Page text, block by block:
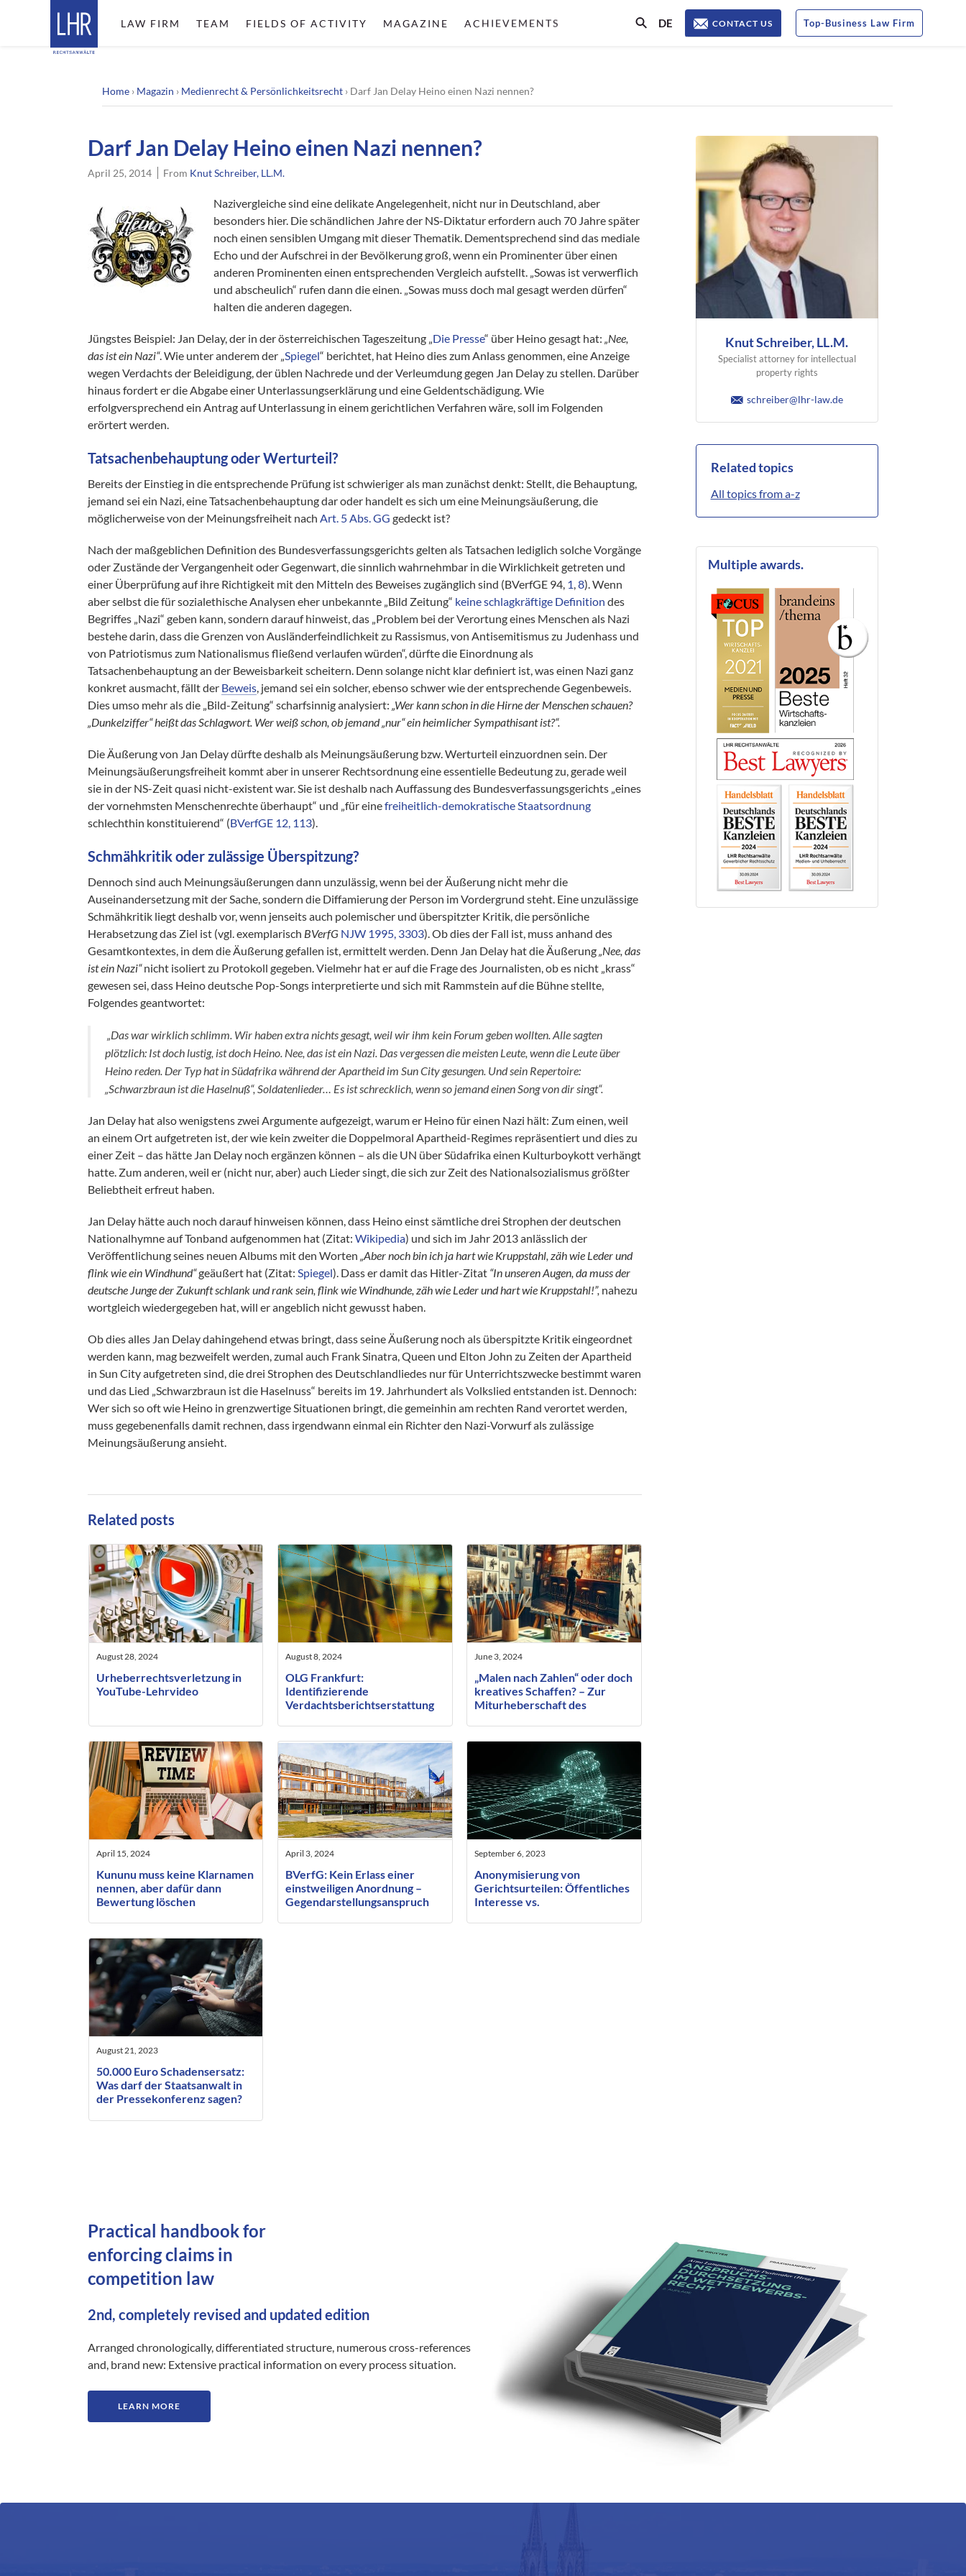
Top-Business Law Firm
CONTACT US
LAW FIRM TEAM FIELDS OF ACTIVITY MAGAZINE ACHIEVEMENTS DE
Home › Magazin › Medienrecht & Persönlichkeitsrecht › Darf Jan Delay Heino einen Nazi nennen?
Darf Jan Delay Heino einen Nazi nennen?
April 25, 2014 From Knut Schreiber, LL.M.
Nazivergleiche sind eine delikate Angelegenheit, nicht nur in Deutschland, aber
besonders hier. Die schändlichen Jahre der NS-Diktatur erfordern auch 70 Jahre später
noch einen sensiblen Umgang mit dieser Thematik. Dementsprechend sind das mediale
Echo und der Aufschrei in der Bevölkerung groß, wenn ein Prominenter über einen
anderen Prominenten einen entsprechenden Vergleich aufstellt. „Sowas ist verwerflich
und abscheulich“ rufen dann die einen. „Sowas muss doch mal gesagt werden dürfen“
halten die anderen dagegen.
Jüngstes Beispiel: Jan Delay, der in der österreichischen Tageszeitung „Die Presse“ über Heino gesagt hat:„Nee,
das ist ein Nazi“. Wie unter anderem der „Spiegel“ berichtet, hat Heino dies zum Anlass genommen, eine Anzeige
wegen Verdachts der Beleidigung, der üblen Nachrede und der Verleumdung gegen Jan Delay zu stellen. Darüber
hinaus fordert er die Abgabe einer Unterlassungserklärung und eine Geldentschädigung. Wie
erfolgversprechend ein Antrag auf Unterlassung in einem gerichtlichen Verfahren wäre, soll im Folgenden
erörtert werden.
Tatsachenbehauptung oder Werturteil?
Bereits der Einstieg in die entsprechende Prüfung ist schwieriger als man zunächst denkt: Stellt, die Behauptung,
jemand sei ein Nazi, eine Tatsachenbehauptung dar oder handelt es sich um eine Meinungsäußerung, die
möglicherweise von der Meinungsfreiheit nachArt. 5 Abs. GG gedeckt ist?
Nach der maßgeblichen Definition des Bundesverfassungsgerichts gelten als Tatsachen lediglich solche Vorgänge
oder Zustände der Vergangenheit oder Gegenwart, die sinnlich wahrnehmbar in die Wirklichkeit getreten und
einer Überprüfung auf ihre Richtigkeit mit den Mitteln des Beweises zugänglich sind (BVerfGE 94, 1,8). Wenn
aber selbst die für sozialethische Analysen eher unbekannte „Bild Zeitung“ keine schlagkräftige Definition des
Begriffes „Nazi“ geben kann, sondern darauf hinweist, das „Problem bei der Verortung eines Menschen als Nazi
bestehe darin, dass die Grenzen von Ausländerfeindlichkeit zu Rassismus, von Antisemitismus zu Judenhass und
von Patriotismus zum Nationalismus fließend verlaufen würden“, dürfte die Einordnung als
Tatsachenbehauptung an der Beweisbarkeit scheitern. Denn solange nicht klar definiert ist, was einen Nazi ganz
konkret ausmacht, fällt der Beweis, jemand sei ein solcher, ebenso schwer wie der entsprechende Gegenbeweis.
Dies umso mehr als die „Bild-Zeitung“ scharfsinnig analysiert:„Wer kann schon in die Hirne der Menschen schauen?
„Dunkelziffer“ heißt das Schlagwort. Wer weiß schon, ob jemand „nur“ ein heimlicher Sympathisant ist?“.
Die Äußerung von Jan Delay dürfte deshalb als Meinungsäußerung bzw. Werturteil einzuordnen sein. Der
Meinungsäußerungsfreiheit kommt aber in unserer Rechtsordnung eine essentielle Bedeutung zu, gerade weil
sie in der NS-Zeit quasi nicht-existent war. Sie ist deshalb nach Auffassung des Bundesverfassungsgerichts „eines
der vornehmsten Menschenrechte überhaupt“ und „für einefreiheitlich-demokratische Staatsordnung
schlechthin konstituierend“ (BVerfGE 12, 113).
Schmähkritik oder zulässige Überspitzung?
Dennoch sind auch Meinungsäußerungen dann unzulässig, wenn bei der Äußerung nicht mehr die
Auseinandersetzung mit der Sache, sondern die Diffamierung der Person im Vordergrund steht. Eine unzulässige
Schmähkritik liegt deshalb vor, wenn jenseits auch polemischer und überspitzter Kritik, die persönliche
Herabsetzung das Ziel ist (vgl. exemplarisch BVerfG NJW 1995, 3303). Ob dies der Fall ist, muss anhand des
Gesamtkontextes, in dem die Äußerung gefallen ist, ermittelt werden. Denn Jan Delay hat die Äußerung„Nee, das
ist ein Nazi“nicht isoliert zu Protokoll gegeben. Vielmehr hat er auf die Frage des Journalisten, ob es nicht „krass“
gewesen sei, dass Heino deutsche Pop-Songs interpretierte und sich mit Rammstein auf die Bühne stellte,
Folgendes geantwortet:
„Das war wirklich schlimm. Wir haben extra nichts gesagt, weil wir ihm kein Forum geben wollten. Alle sagten
plötzlich: Ist doch lustig, ist doch Heino. Nee, das ist ein Nazi. Das vergessen die meisten Leute, wenn die Leute über
Heino reden. Der Typ hat in Südafrika während der Apartheid im Sun City gesungen. Und sein Repertoire:
„Schwarzbraun ist die Haselnuß“, Soldatenlieder… Es ist schrecklich, wenn so jemand einen Song von dir singt“.
Jan Delay hat also wenigstens zwei Argumente aufgezeigt, warum er Heino für einen Nazi hält: Zum einen, weil
an einem Ort aufgetreten ist, der wie kein zweiter die Doppelmoral Apartheid-Regimes repräsentiert und dies zu
einer Zeit – das hätte Jan Delay noch ergänzen können – als die UN über Südafrika einen Kulturboykott verhängt
hatte. Zum anderen, weil er (nicht nur, aber) auch Lieder singt, die sich zur Zeit des Nationalsozialismus größter
Beliebtheit erfreut haben.
Jan Delay hätte auch noch darauf hinweisen können, dass Heino einst sämtliche drei Strophen der deutschen
Nationalhymne auf Tonband aufgenommen hat (Zitat:Wikipedia) und sich im Jahr 2013 anlässlich der
Veröffentlichung seines neuen Albums mit den Worten„Aber noch bin ich ja hart wie Kruppstahl, zäh wie Leder und
flink wie ein Windhund“geäußert hat (Zitat:Spiegel). Dass er damit das Hitler-Zitat “In unseren Augen, da muss der
deutsche Junge der Zukunft schlank und rank sein, flink wie Windhunde, zäh wie Leder und hart wie Kruppstahl!”, nahezu
wortgleich wiedergegeben hat, will er angeblich nicht gewusst haben.
Ob dies alles Jan Delay dahingehend etwas bringt, dass seine Äußerung noch als überspitzte Kritik eingeordnet
werden kann, mag bezweifelt werden, zumal auch Frank Sinatra, Queen und Elton John zu Zeiten der Apartheid
in Sun City aufgetreten sind, die drei Strophen des Deutschlandliedes nur für Unterrichtszwecke bestimmt waren
und das Lied „Schwarzbraun ist die Haselnuss“ bereits im 19. Jahrhundert als Volkslied entstanden ist. Dennoch:
Wer sich so oft wie Heino in grenzwertige Situationen bringt, die gemeinhin am rechten Rand verortet werden,
muss gegebenenfalls damit rechnen, dass irgendwann einmal ein Richter den Nazi-Vorwurf als zulässige
Meinungsäußerung ansieht.
Related posts
August 28, 2024
Urheberrechtsverletzung in
YouTube-Lehrvideo
August 8, 2024
OLG Frankfurt:
Identifizierende
Verdachtsberichtserstattung
Betroffenen
June 3, 2024
„Malen nach Zahlen“ oder doch
kreatives Schaffen? – Zur
Miturheberschaft des
April 15, 2024
Kununu muss keine Klarnamen
nennen, aber dafür dann
Bewertung löschen
April 3, 2024
BVerfG: Kein Erlass einer
einstweiligen Anordnung –
Gegendarstellungsanspruch
September 6, 2023
Anonymisierung von
Gerichtsurteilen: Öffentliches
Interesse vs.
August 21, 2023
50.000 Euro Schadensersatz:
Was darf der Staatsanwalt in
der Pressekonferenz sagen?
Knut Schreiber, LL.M.
Specialist attorney for intellectual
property rights
schreiber@lhr-law.de
Related topics
All topics from a-z
Multiple awards.
Practical handbook for
enforcing claims in
competition law
2nd, completely revised and updated edition
Arranged chronologically, differentiated structure, numerous cross-references
and, brand new: Extensive practical information on every process situation.
LEARN MORE